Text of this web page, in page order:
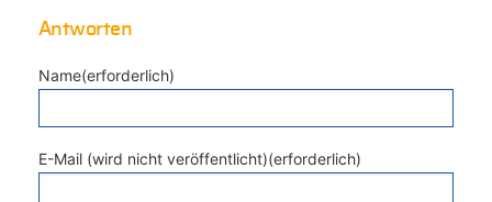
Antworten
Name(erforderlich)
E-Mail (wird nicht veröffentlicht)(erforderlich)